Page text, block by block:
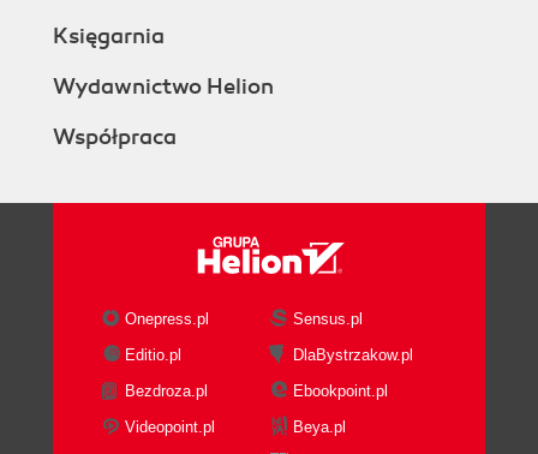
Księgarnia
Wydawnictwo Helion
Współpraca
Onepress.pl
Sensus.pl
Editio.pl
DlaBystrzakow.pl
Bezdroza.pl
Ebookpoint.pl
Videopoint.pl
Beya.pl